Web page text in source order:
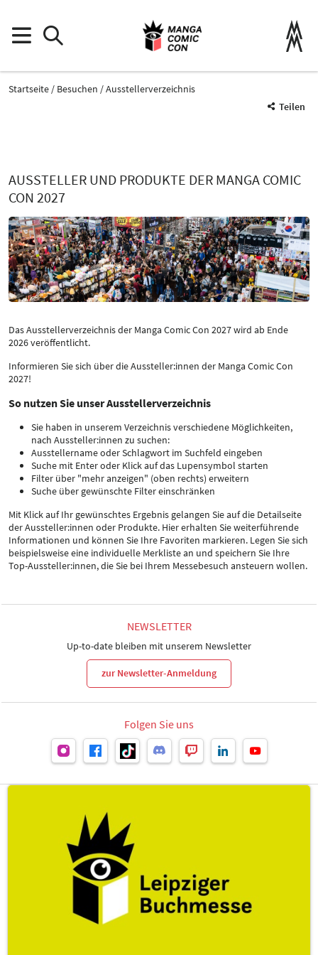
Startseite Besuchen
Ausstellerverzeichnis
Teilen
AUSSTELLER UND PRODUKTE DER MANGA COMIC
CON 2027
Das Ausstellerverzeichnis der Manga Comic Con 2027 wird ab Ende
2026 veröffentlicht.
Informieren Sie sich über die Aussteller:innen der Manga Comic Con
2027!
So nutzen Sie unser Ausstellerverzeichnis
Sie haben in unserem Verzeichnis verschiedene Möglichkeiten,
nach Aussteller:innen zu suchen:
Ausstellername oder Schlagwort im Suchfeld eingeben
Suche mit Enter oder Klick auf das Lupensymbol starten
Filter über "mehr anzeigen" (oben rechts) erweitern
Suche über gewünschte Filter einschränken
Mit Klick auf Ihr gewünschtes Ergebnis gelangen Sie auf die Detailseite
der Aussteller:innen oder Produkte. Hier erhalten Sie weiterführende
Informationen und können Sie Ihre Favoriten markieren. Legen Sie sich
beispielsweise eine individuelle Merkliste an und speichern Sie Ihre
Top-Aussteller:innen, die Sie bei Ihrem Messebesuch ansteuern wollen.
NEWSLETTER
Up-to-date bleiben mit unserem Newsletter
zur Newsletter-Anmeldung
Folgen Sie uns